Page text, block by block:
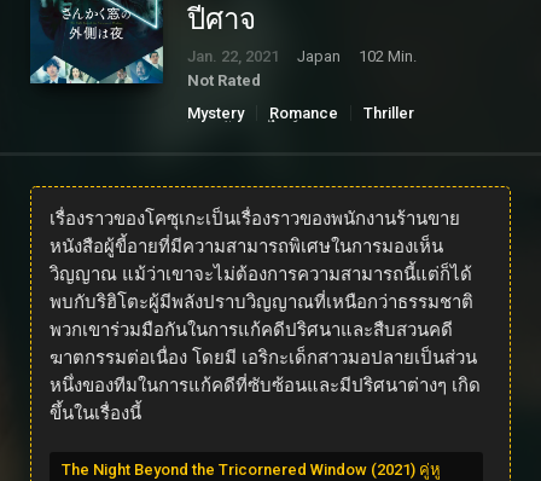
ปีศาจ
Jan. 22, 2021 Japan
102 Min.
Not Rated
Mystery
Romance
Thriller
เรื่องราวของโคซุเกะเป็นเรื่องราวของพนักงานร้านขาย
หนังสือผู้ขี้อายที่มีความสามารถพิเศษในการมองเห็น
วิญญาณ แม้ว่าเขาจะไม่ต้องการความสามารถนี้แต่ก็ได้
พบกับริฮิโตะผู้มีพลังปราบวิญญาณที่เหนือกว่าธรรมชาติ
พวกเขาร่วมมือกันในการแก้คดีปริศนาและสืบสวนคดี
ฆาตกรรมต่อเนื่อง โดยมี เอริกะเด็กสาวมอปลายเป็นส่วน
หนึ่งของทีมในการแก้คดีที่ซับซ้อนและมีปริศนาต่างๆ เกิด
ขึ้นในเรื่องนี้
The Night Beyond the Tricornered Window (2021) คู่หู